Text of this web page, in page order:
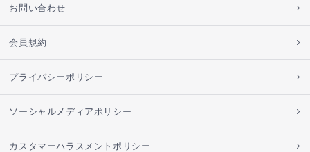
お問い合わせ
会員規約
プライバシーポリシー
ソーシャルメディアポリシー
カスタマーハラスメントポリシー